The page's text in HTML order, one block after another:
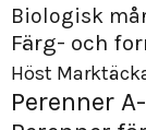
Biologisk
Färg- och
Höst
Perenner